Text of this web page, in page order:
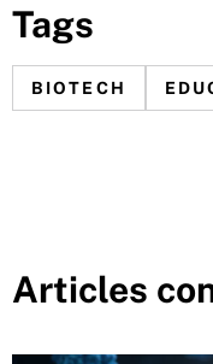
Tags
BIOTECH
Articles